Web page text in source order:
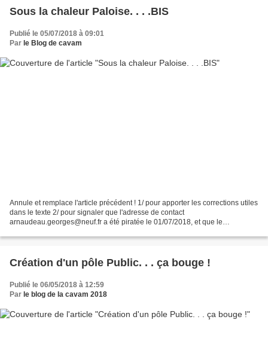
Sous la chaleur Paloise. . . .BIS
Publié le 05/07/2018 à 09:01
Par le Blog de cavam
Annule et remplace l'article précédent ! 1/ pour apporter les corrections utiles
dans le texte 2/ pour signaler que l'adresse de contact
arnaudeau.georges@neuf.fr a été piratée le 01/07/2018, et que le
Création d'un pôle Public. . . ça bouge !
Publié le 06/05/2018 à 12:59
Par le blog de la cavam 2018